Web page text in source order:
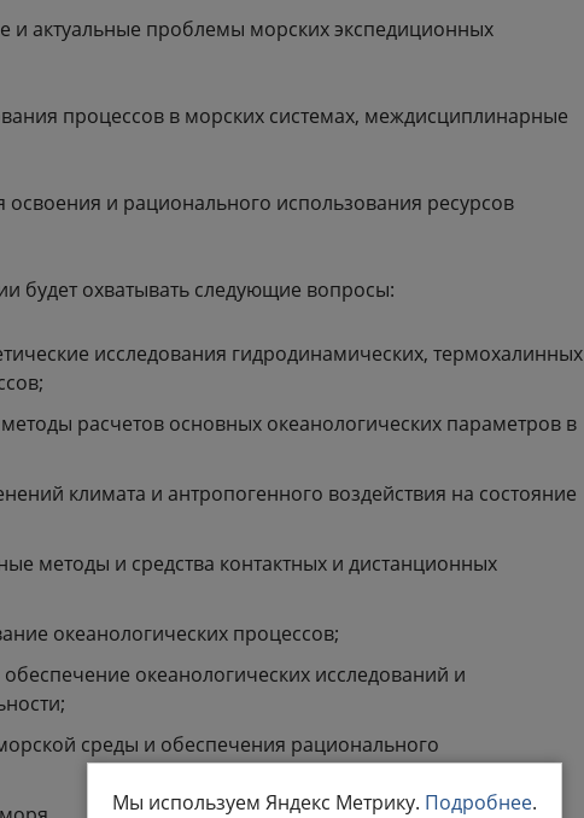
и актуальные проблемы морских экспедиционных
процессов в морских системах, междисциплинарные
и рационального использования ресурсов
будет охватывать следующие вопросы:
исследования гидродинамических, термохалинных
расчетов основных океанологических параметров в
климата и антропогенного воздействия на состояние
методы и средства контактных и дистанционных
океанологических процессов;
океанологических исследований и
среды и обеспечения рационального
Мы используем Яндекс Метрику. Подробнее.